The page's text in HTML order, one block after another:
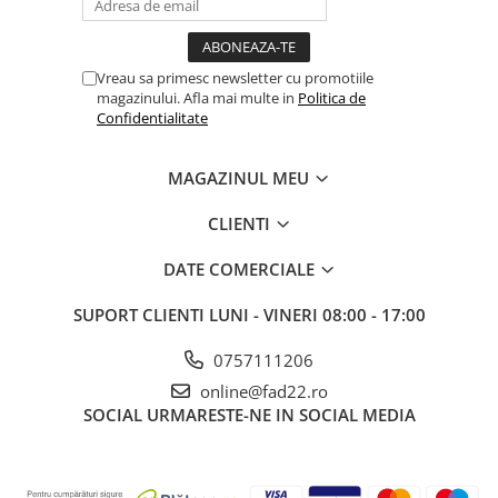
Prelungitoare si derulatoare
Prize, intrerupatoare si stechere
Intrerupatoare
Becuri si tuburi LED
Plasa gard
Vreau sa primesc newsletter cu promotiile
magazinului. Afla mai multe in Politica de
Confidentialitate
MAGAZINUL MEU
CLIENTI
DATE COMERCIALE
SUPORT CLIENTI LUNI - VINERI 08:00 - 17:00
0757111206
online@fad22.ro
SOCIAL URMARESTE-NE IN SOCIAL MEDIA